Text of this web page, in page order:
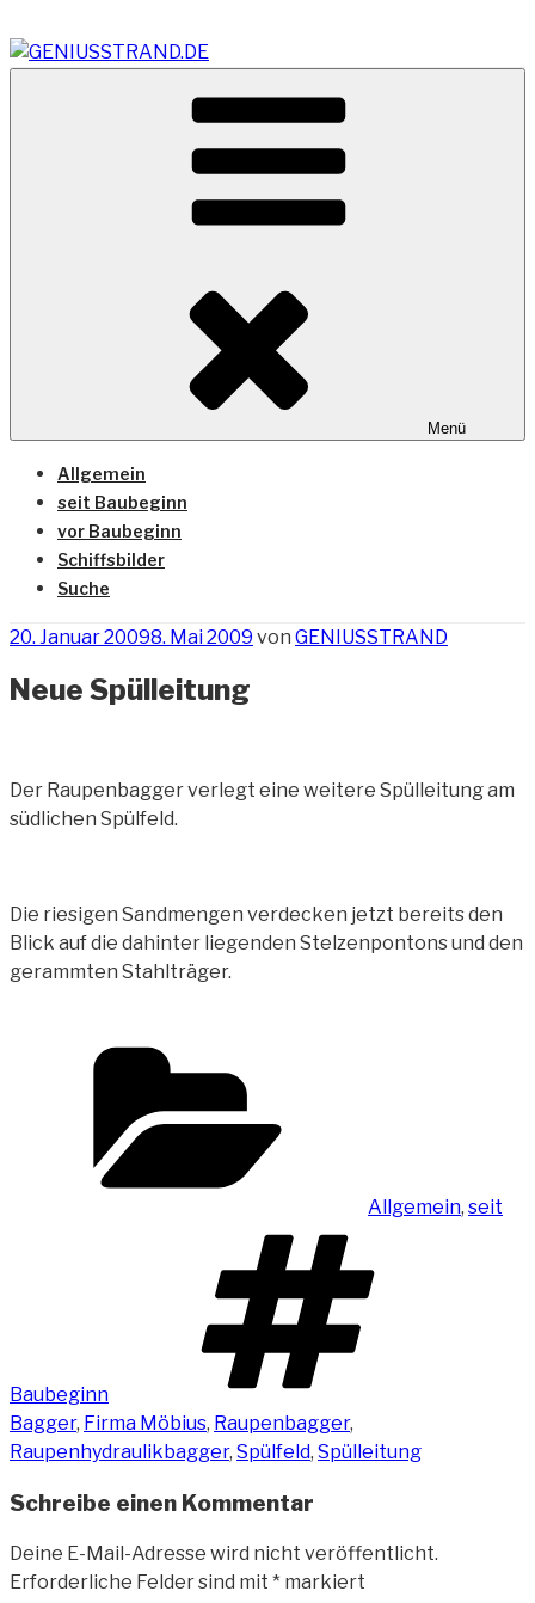
Inhalt
springen
GENIUSSTRAND.DE
Vom Geniusstrand zum JadeWeserPort/Container
Terminal Wilhelmshaven
Menü
Allgemein
seit Baubeginn
vor Baubeginn
Schiffsbilder
Suche
Veröffentlicht
20. Januar 20098. Mai 2009 von GENIUSSTRAND
Neue Spülleitung
Der Raupenbagger verlegt eine weitere Spülleitung am
südlichen Spülfeld.
Die riesigen Sandmengen verdecken jetzt bereits den
Blick auf die dahinter liegenden Stelzenpontons und den
gerammten Stahlträger.
Allgemein, seit
Baubeginn
Bagger, Firma Möbius, Raupenbagger,
Raupenhydraulikbagger, Spülfeld, Spülleitung
Schreibe einen Kommentar
Deine E-Mail-Adresse wird nicht veröffentlicht.
Erforderliche Felder sind mit * markiert